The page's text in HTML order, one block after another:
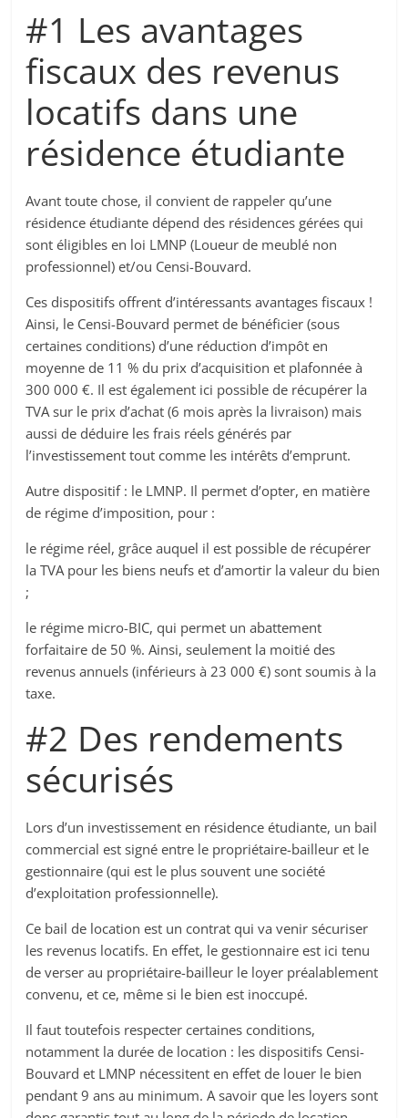
#1 Les avantages
fiscaux des revenus
locatifs dans une
résidence étudiante
Avant toute chose, il convient de rappeler qu’une
résidence étudiante dépend des résidences gérées qui
sont éligibles en loi LMNP (Loueur de meublé non
professionnel) et/ou Censi-Bouvard.
Ces dispositifs offrent d’intéressants avantages fiscaux !
Ainsi, le Censi-Bouvard permet de bénéficier (sous
certaines conditions) d’une réduction d’impôt en
moyenne de 11 % du prix d’acquisition et plafonnée à
300 000 €. Il est également ici possible de récupérer la
TVA sur le prix d’achat (6 mois après la livraison) mais
aussi de déduire les frais réels générés par
l’investissement tout comme les intérêts d’emprunt.
Autre dispositif : le LMNP. Il permet d’opter, en matière
de régime d’imposition, pour :
le régime réel, grâce auquel il est possible de récupérer
la TVA pour les biens neufs et d’amortir la valeur du bien
;
le régime micro-BIC, qui permet un abattement
forfaitaire de 50 %. Ainsi, seulement la moitié des
revenus annuels (inférieurs à 23 000 €) sont soumis à la
taxe.
#2 Des rendements
sécurisés
Lors d’un investissement en résidence étudiante, un bail
commercial est signé entre le propriétaire-bailleur et le
gestionnaire (qui est le plus souvent une société
d’exploitation professionnelle).
Ce bail de location est un contrat qui va venir sécuriser
les revenus locatifs. En effet, le gestionnaire est ici tenu
de verser au propriétaire-bailleur le loyer préalablement
convenu, et ce, même si le bien est inoccupé.
Il faut toutefois respecter certaines conditions,
notamment la durée de location : les dispositifs Censi-
Bouvard et LMNP nécessitent en effet de louer le bien
pendant 9 ans au minimum. A savoir que les loyers sont